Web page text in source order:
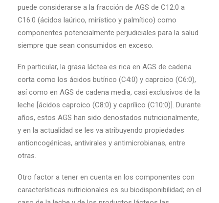
puede considerarse a la fracción de AGS de C12:0 a
C16:0 (ácidos laúrico, mirístico y palmítico) como
componentes potencialmente perjudiciales para la salud
siempre que sean consumidos en exceso.
En particular, la grasa láctea es rica en AGS de cadena
corta como los ácidos butírico (C4:0) y caproico (C6:0),
así como en AGS de cadena media, casi exclusivos de la
leche [ácidos caproico (C8:0) y caprílico (C10:0)]. Durante
años, estos AGS han sido denostados nutricionalmente,
y en la actualidad se les va atribuyendo propiedades
antioncogénicas, antivirales y antimicrobianas, entre
otras.
Otro factor a tener en cuenta en los componentes con
características nutricionales es su biodisponibilidad; en el